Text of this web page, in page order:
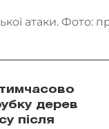
атаки. Фото:
дерев
після